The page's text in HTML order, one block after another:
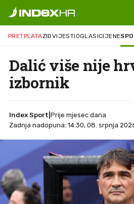
PRETPLATAZIDVIJESTIOGLASICIJENE
Dalić više nije
izbornik
Index Sport
Prije mjesec dana
Zadnja nadopuna: 14:30, 08. srpnja